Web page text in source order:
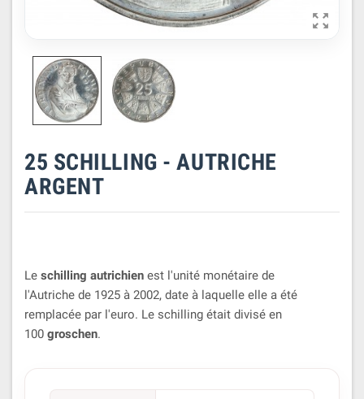

25 SCHILLING - AUTRICHE
ARGENT
Le schilling autrichien est l'unité monétaire de
l'Autriche de 1925 à 2002, date à laquelle elle a été
remplacée par l'euro. Le schilling était divisé en
100 groschen.